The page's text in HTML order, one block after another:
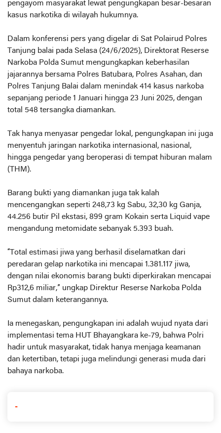
pengayom masyarakat lewat pengungkapan besar-besaran
kasus narkotika di wilayah hukumnya.
Dalam konferensi pers yang digelar di Sat Polairud Polres
Tanjung balai pada Selasa (24/6/2025), Direktorat Reserse
Narkoba Polda Sumut mengungkapkan keberhasilan
jajarannya bersama Polres Batubara, Polres Asahan, dan
Polres Tanjung Balai dalam menindak 414 kasus narkoba
sepanjang periode 1 Januari hingga 23 Juni 2025, dengan
total 548 tersangka diamankan.
Tak hanya menyasar pengedar lokal, pengungkapan ini juga
menyentuh jaringan narkotika internasional, nasional,
hingga pengedar yang beroperasi di tempat hiburan malam
(THM).
Barang bukti yang diamankan juga tak kalah
mencengangkan seperti 248,73 kg Sabu, 32,30 kg Ganja,
44.256 butir Pil ekstasi, 899 gram Kokain serta Liquid vape
mengandung metomidate sebanyak 5.393 buah.
“Total estimasi jiwa yang berhasil diselamatkan dari
peredaran gelap narkotika ini mencapai 1.381.117 jiwa,
dengan nilai ekonomis barang bukti diperkirakan mencapai
Rp312,6 miliar,” ungkap Direktur Reserse Narkoba Polda
Sumut dalam keterangannya.
Ia menegaskan, pengungkapan ini adalah wujud nyata dari
implementasi tema HUT Bhayangkara ke-79, bahwa Polri
hadir untuk masyarakat, tidak hanya menjaga keamanan
dan ketertiban, tetapi juga melindungi generasi muda dari
bahaya narkoba.
-